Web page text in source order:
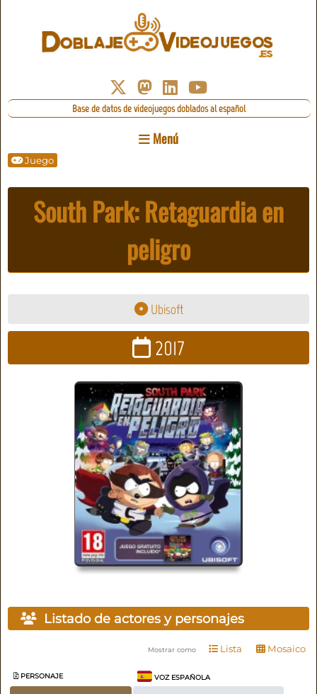
Base de datos de videojuegos doblados al español
Menú
Juego
South Park: Retaguardia en
peligro
Ubisoft
2017
Listado de actores y personajes
Mostrar como Lista Mosaico
PERSONAJE VOZ ESPAÑOLA